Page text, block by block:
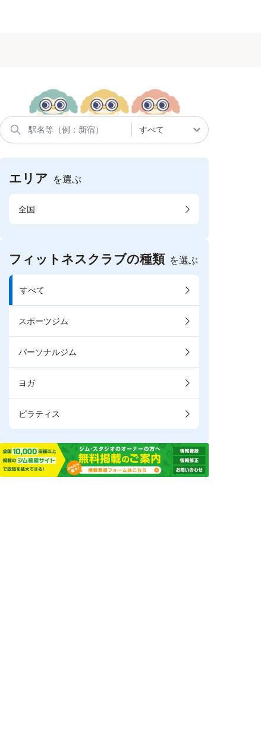
エリア を選ぶ
全国
フィットネスクラブの種類 を選ぶ
すべて
スポーツジム
パーソナルジム
ヨガ
ピラティス